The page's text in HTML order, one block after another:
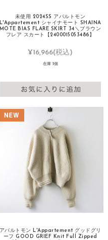
未使用 2024SS アパルトモン
L'Appartement シャイナモート SHAINA
MOTE BIAS FLARE SKIRT 34＼ブラウン
フレア スカート【2400015053486】
¥16,966(税込)
在庫 1個
アパルトモン L'Appartement グッドグリ
ーフ GOOD GRIEF Knit Full Zipped